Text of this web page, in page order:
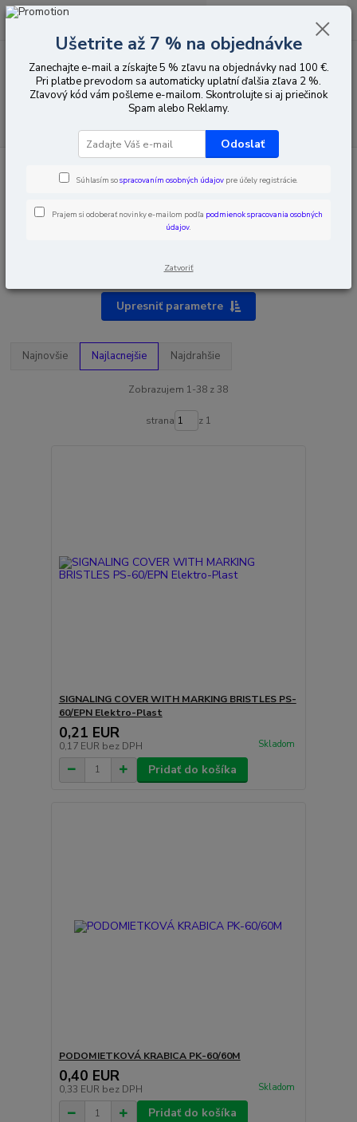
Menu
0,00 EUR
Podomietková krabica
Podomietková krabica
Upresniť parametre
Najnovšie Najlacnejšie Najdrahšie
Zobrazujem 1-38 z 38
strana z 1
SIGNALING COVER WITH MARKING BRISTLES PS-
60/EPN Elektro-Plast
0,21 EUR
0,17 EUR bez DPH Skladom
Pridať do košíka
PODOMIETKOVÁ KRABICA PK-60/60M
0,40 EUR
0,33 EUR bez DPH Skladom
Pridať do košíka
Ušetrite až 7 % na objednávke
Zanechajte e-mail a získajte 5 % zľavu na objednávky nad 100 €.
Pri platbe prevodom sa automaticky uplatní ďalšia zľava 2 %.
Zľavový kód vám pošleme e-mailom. Skontrolujte si aj priečinok
Spam alebo Reklamy.
Odoslať
Súhlasím sospracovaním osobných údajov pre účely registrácie.
Prajem si odoberať novinky e-mailom podľa podmienok spracovania osobných
údajov.
Zatvoriť